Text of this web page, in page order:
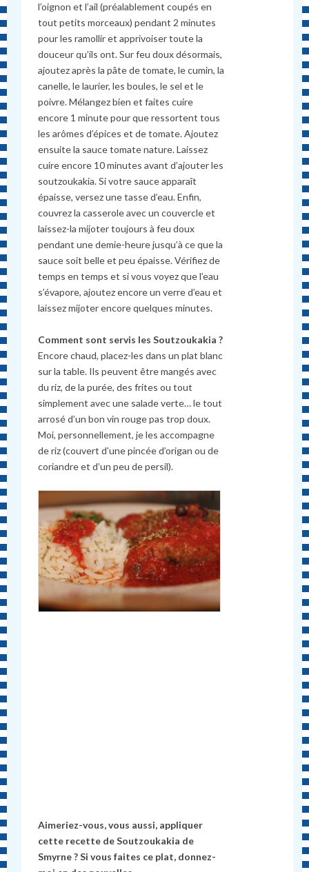
l’oignon et l’ail (préalablement coupés en
tout petits morceaux) pendant 2 minutes
pour les ramollir et apprivoiser toute la
douceur qu’ils ont. Sur feu doux désormais,
ajoutez après la pâte de tomate, le cumin, la
canelle, le laurier, les boules, le sel et le
poivre. Mélangez bien et faites cuire
encore 1 minute pour que ressortent tous
les arômes d’épices et de tomate. Ajoutez
ensuite la sauce tomate nature. Laissez
cuire encore 10 minutes avant d’ajouter les
soutzoukakia. Si votre sauce apparaît
épaisse, versez une tasse d’eau. Enfin,
couvrez la casserole avec un couvercle et
laissez-la mijoter toujours à feu doux
pendant une demie-heure jusqu’à ce que la
sauce soit belle et peu épaisse. Vérifiez de
temps en temps et si vous voyez que l’eau
s’évapore, ajoutez encore un verre d’eau et
laissez mijoter encore quelques minutes.
Comment sont servis les Soutzoukakia ?
Encore chaud, placez-les dans un plat blanc
sur la table. Ils peuvent être mangés avec
du riz, de la purée, des frites ou tout
simplement avec une salade verte… le tout
arrosé d’un bon vin rouge pas trop doux.
Moi, personnellement, je les accompagne
de riz (couvert d’une pincée d’origan ou de
coriandre et d’un peu de persil).
Aimeriez-vous, vous aussi, appliquer
cette recette de Soutzoukakia de
Smyrne ? Si vous faites ce plat, donnez-